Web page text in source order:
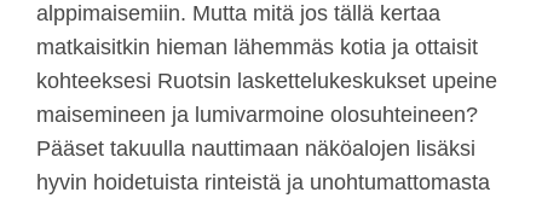
alppimaisemiin. Mutta mitä jos tällä kertaa
matkaisitkin hieman lähemmäs kotia ja ottaisit
kohteeksesi Ruotsin laskettelukeskukset upeine
maisemineen ja lumivarmoine olosuhteineen?
Pääset takuulla nauttimaan näköalojen lisäksi
hyvin hoidetuista rinteistä ja unohtumattomasta